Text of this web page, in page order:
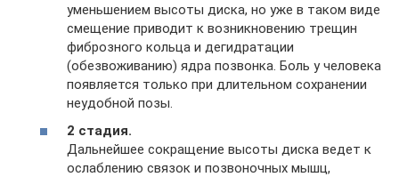
уменьшением высоты диска, но уже в таком виде
смещение приводит к возникновению трещин
фиброзного кольца и дегидратации
(обезвоживанию) ядра позвонка. Боль у человека
появляется только при длительном сохранении
неудобной позы.
2 стадия.
Дальнейшее сокращение высоты диска ведет к
ослаблению связок и позвоночных мышц,